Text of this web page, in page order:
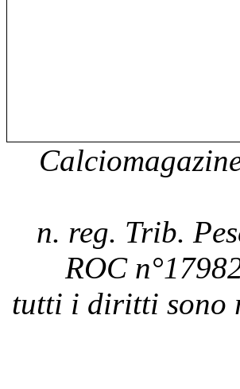
n. reg. Trib.
ROC
tutti i diritti sono